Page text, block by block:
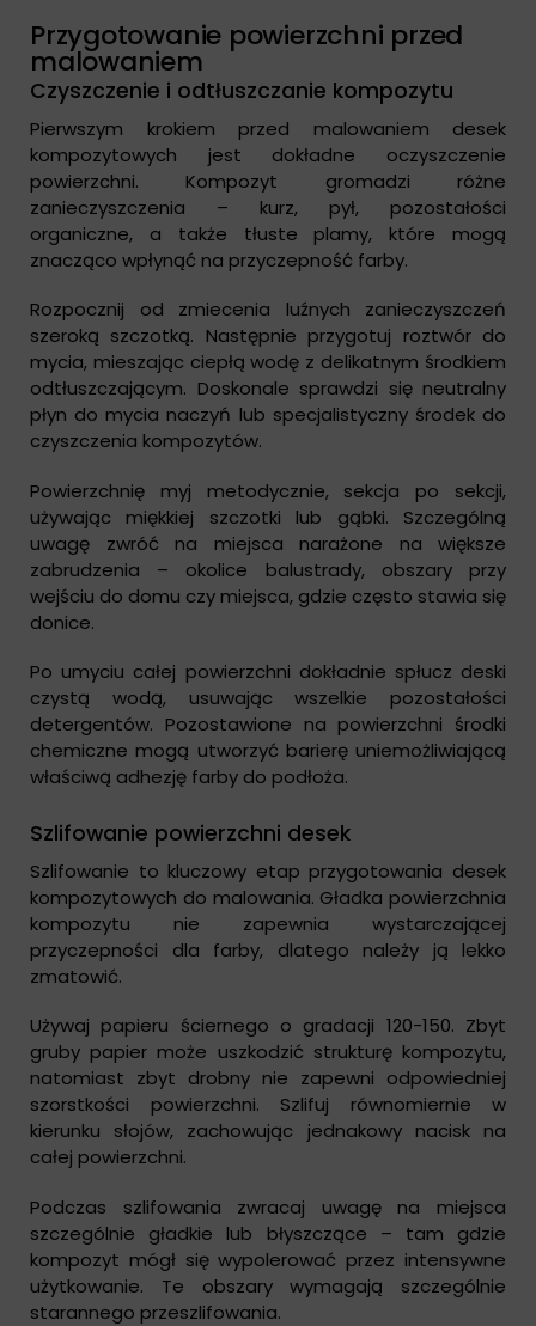
Przygotowanie powierzchni przed
malowaniem
Czyszczenie i odtłuszczanie kompozytu
Pierwszym krokiem przed malowaniem desek
kompozytowych jest dokładne oczyszczenie
powierzchni. Kompozyt gromadzi różne
zanieczyszczenia – kurz, pył, pozostałości
organiczne, a także tłuste plamy, które mogą
znacząco wpłynąć na przyczepność farby.
Rozpocznij od zmiecenia luźnych zanieczyszczeń
szeroką szczotką. Następnie przygotuj roztwór do
mycia, mieszając ciepłą wodę z delikatnym środkiem
odtłuszczającym. Doskonale sprawdzi się neutralny
płyn do mycia naczyń lub specjalistyczny środek do
czyszczenia kompozytów.
Powierzchnię myj metodycznie, sekcja po sekcji,
używając miękkiej szczotki lub gąbki. Szczególną
uwagę zwróć na miejsca narażone na większe
zabrudzenia – okolice balustrady, obszary przy
wejściu do domu czy miejsca, gdzie często stawia się
donice.
Po umyciu całej powierzchni dokładnie spłucz deski
czystą wodą, usuwając wszelkie pozostałości
detergentów. Pozostawione na powierzchni środki
chemiczne mogą utworzyć barierę uniemożliwiającą
właściwą adhezję farby do podłoża.
Szlifowanie powierzchni desek
Szlifowanie to kluczowy etap przygotowania desek
kompozytowych do malowania. Gładka powierzchnia
kompozytu nie zapewnia wystarczającej
przyczepności dla farby, dlatego należy ją lekko
zmatowić.
Używaj papieru ściernego o gradacji 120-150. Zbyt
gruby papier może uszkodzić strukturę kompozytu,
natomiast zbyt drobny nie zapewni odpowiedniej
szorstkości powierzchni. Szlifuj równomiernie w
kierunku słojów, zachowując jednakowy nacisk na
całej powierzchni.
Podczas szlifowania zwracaj uwagę na miejsca
szczególnie gładkie lub błyszczące – tam gdzie
kompozyt mógł się wypolerować przez intensywne
użytkowanie. Te obszary wymagają szczególnie
starannego przeszlifowania.